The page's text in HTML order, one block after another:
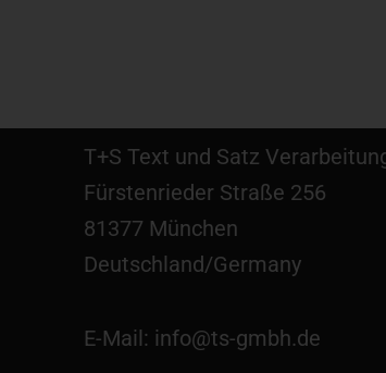
T+S Text und Satz
Fürstenrieder Straße 256
81377 München
Deutschland/Germany
E-Mail: info@ts-gmbh.de